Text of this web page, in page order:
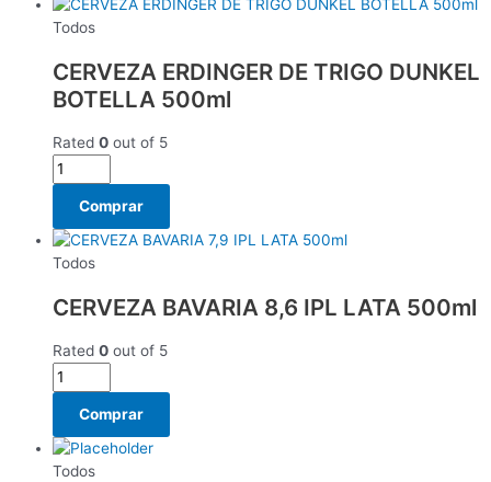
Todos
CERVEZA ERDINGER DE TRIGO DUNKEL
BOTELLA 500ml
Rated 0 out of 5
Comprar
Todos
CERVEZA BAVARIA 8,6 IPL LATA 500ml
Rated 0 out of 5
Comprar
Todos